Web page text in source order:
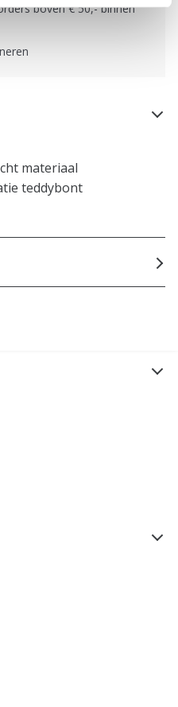
boven € 50,- binnen
materiaal
teddybont